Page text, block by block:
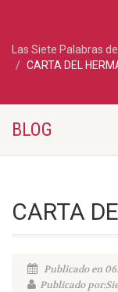
Las Siete Palabras
CARTA DEL
BLOG
CARTA
Publicado en
Publicado